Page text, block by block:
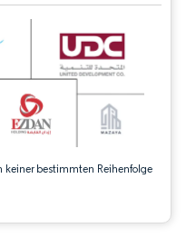
keiner bestimmten Reihenfolge
erfordert Namensnennung